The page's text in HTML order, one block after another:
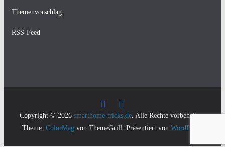
Themenvorschlag
RSS-Feed
Copyright © 2026 smarthome-tricks.de. Alle Rechte vorbehalten.
Theme: ColorMagvon ThemeGrill. Präsentiert von WordPress